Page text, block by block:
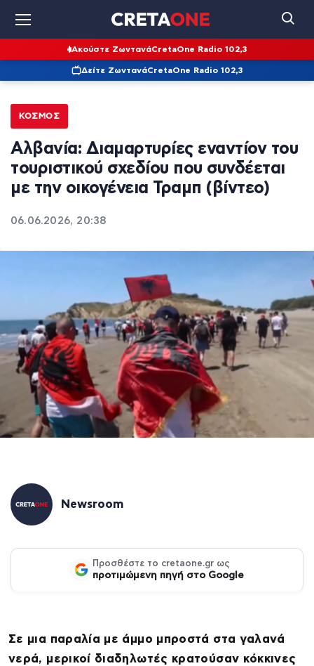
Ακούστε ΖωντανάCretaOne Radio 102,3
Δείτε ΖωντανάCretaOne Radio 102,3
ΚΌΣΜΟΣ
Αλβανία: Διαμαρτυρίες εναντίον του
τουριστικού σχεδίου που συνδέεται
με την οικογένεια Τραμπ (βίντεο)
06.06.2026, 20:38
Newsroom
Προσθέστε το cretaone.gr ως
προτιμώμενη πηγή στο Google
Σε μια παραλία με άμμο μπροστά στα γαλανά
νερά, μερικοί διαδηλωτές κρατούσαν κόκκινες